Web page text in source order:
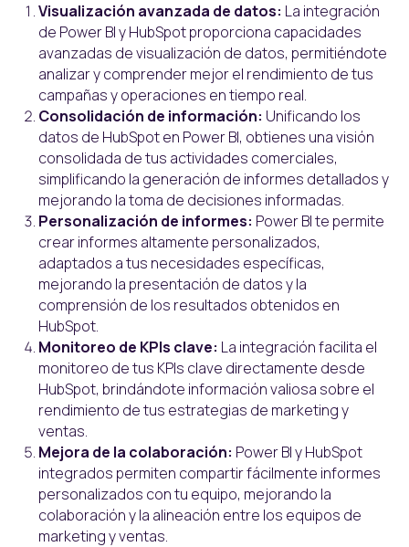
Visualización avanzada de datos: La integración
de Power BI y HubSpot proporciona capacidades
avanzadas de visualización de datos, permitiéndote
analizar y comprender mejor el rendimiento de tus
campañas y operaciones en tiempo real.
Consolidación de información: Unificando los
datos de HubSpot en Power BI, obtienes una visión
consolidada de tus actividades comerciales,
simplificando la generación de informes detallados y
mejorando la toma de decisiones informadas.
Personalización de informes: Power BI te permite
crear informes altamente personalizados,
adaptados a tus necesidades específicas,
mejorando la presentación de datos y la
comprensión de los resultados obtenidos en
HubSpot.
Monitoreo de KPIs clave: La integración facilita el
monitoreo de tus KPIs clave directamente desde
HubSpot, brindándote información valiosa sobre el
rendimiento de tus estrategias de marketing y
ventas.
Mejora de la colaboración: Power BI y HubSpot
integrados permiten compartir fácilmente informes
personalizados con tu equipo, mejorando la
colaboración y la alineación entre los equipos de
marketing y ventas.